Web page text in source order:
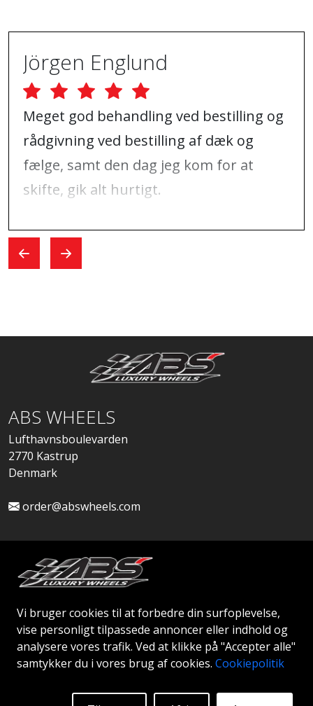
Vi bruger cookies til at forbedre din surfoplevelse,
vise personligt tilpassede annoncer eller indhold og
analysere vores trafik. Ved at klikke på "Accepter alle"
samtykker du i vores brug af cookies. Cookiepolitik
Jörgen Englund
Meget god behandling ved bestilling og
rådgivning ved bestilling af dæk og
fælge, samt den dag jeg kom for at
skifte, gik alt hurtigt.
ABS WHEELS
Lufthavnsboulevarden
2770 Kastrup
Denmark
order@abswheels.com
Ansøg om Firmakonto